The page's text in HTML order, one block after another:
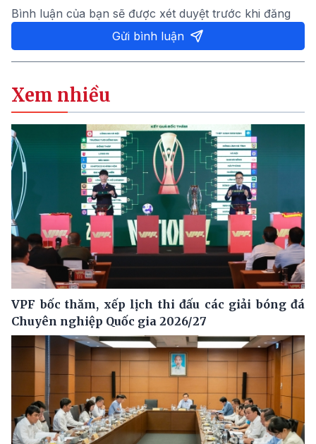
Bình luận của bạn sẽ được xét duyệt trước khi đăng
Gửi bình luận
Xem nhiều
VPF bốc thăm, xếp lịch thi đấu các giải bóng đá
Chuyên nghiệp Quốc gia 2026/27